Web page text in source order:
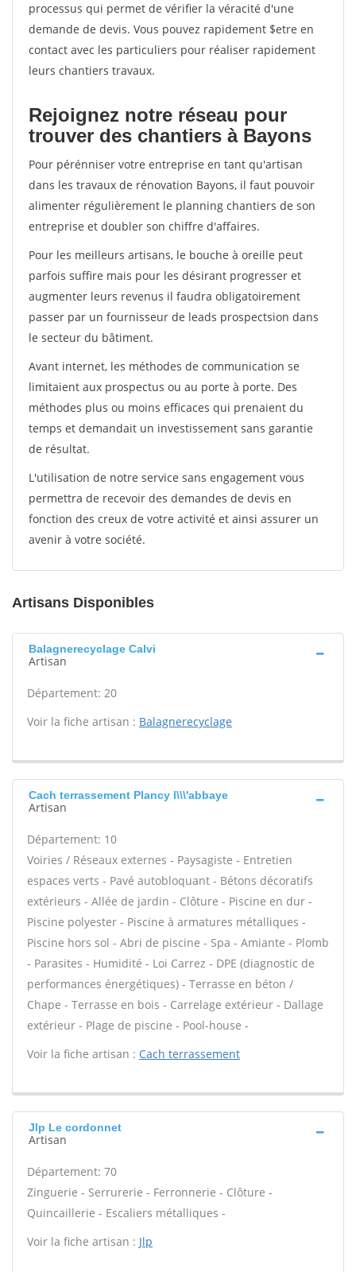
processus qui permet de vérifier la véracité d'une
demande de devis. Vous pouvez rapidement $etre en
contact avec les particuliers pour réaliser rapidement
leurs chantiers travaux.
Rejoignez notre réseau pour
trouver des chantiers à Bayons
Pour pérénniser votre entreprise en tant qu'artisan
dans les travaux de rénovation Bayons, il faut pouvoir
alimenter régulièrement le planning chantiers de son
entreprise et doubler son chiffre d'affaires.
Pour les meilleurs artisans, le bouche à oreille peut
parfois suffire mais pour les désirant progresser et
augmenter leurs revenus il faudra obligatoirement
passer par un fournisseur de leads prospectsion dans
le secteur du bâtiment.
Avant internet, les méthodes de communication se
limitaient aux prospectus ou au porte à porte. Des
méthodes plus ou moins efficaces qui prenaient du
temps et demandait un investissement sans garantie
de résultat.
L'utilisation de notre service sans engagement vous
permettra de recevoir des demandes de devis en
fonction des creux de votre activité et ainsi assurer un
avenir à votre société.
Artisans Disponibles
Balagnerecyclage Calvi
Artisan
Département: 20
Voir la fiche artisan : Balagnerecyclage
Cach terrassement Plancy l\\\'abbaye
Artisan
Département: 10
Voiries / Réseaux externes - Paysagiste - Entretien
espaces verts - Pavé autobloquant - Bétons décoratifs
extérieurs - Allée de jardin - Clôture - Piscine en dur -
Piscine polyester - Piscine à armatures métalliques -
Piscine hors sol - Abri de piscine - Spa - Amiante - Plomb
- Parasites - Humidité - Loi Carrez - DPE (diagnostic de
performances énergétiques) - Terrasse en béton /
Chape - Terrasse en bois - Carrelage extérieur - Dallage
extérieur - Plage de piscine - Pool-house -
Voir la fiche artisan : Cach terrassement
Jlp Le cordonnet
Artisan
Département: 70
Zinguerie - Serrurerie - Ferronnerie - Clôture -
Quincaillerie - Escaliers métalliques -
Voir la fiche artisan : Jlp